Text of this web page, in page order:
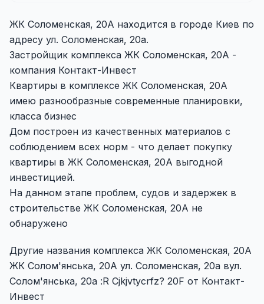
ЖК Соломенская, 20А находится в городе Киев по
адресу ул. Соломенская, 20а.
Застройщик комплекса ЖК Соломенская, 20А -
компания Контакт-Инвест
Квартиры в комплексе ЖК Соломенская, 20А
имею разнообразные современные планировки,
класса бизнес
Дом построен из качественных материалов с
соблюдением всех норм - что делает покупку
квартиры в ЖК Соломенская, 20А выгодной
инвестицией.
На данном этапе проблем, судов и задержек в
строительстве ЖК Соломенская, 20А не
обнаружено
Другие названия комплекса ЖК Соломенская, 20А
ЖК Солом'янська, 20А ул. Соломенская, 20а вул.
Солом'янська, 20а :R Cjkjvtycrfz? 20F от Контакт-
Инвест